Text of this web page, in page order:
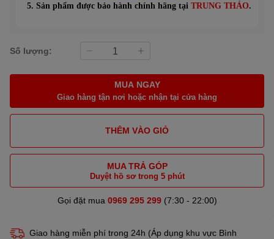
5. Sản phẩm được bảo hành chính hãng tại TRUNG THẢO.
Số lượng:
MUA NGAY
Giao hàng tận nơi hoặc nhận tại cửa hàng
THÊM VÀO GIỎ
MUA TRẢ GÓP
Duyệt hồ sơ trong 5 phút
Gọi đặt mua 0969 295 299(7:30 - 22:00)
Giao hàng miễn phí trong 24h (Áp dụng khu vực Bình